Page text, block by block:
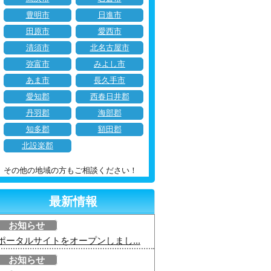
豊明市
日進市
田原市
愛西市
清須市
北名古屋市
弥富市
みよし市
あま市
長久手市
愛知郡
西春日井郡
丹羽郡
海部郡
知多郡
額田郡
北設楽郡
その他の地域の方もご相談ください！
最新情報
お知らせ
ータルサイトをオープンしまし...
お知らせ